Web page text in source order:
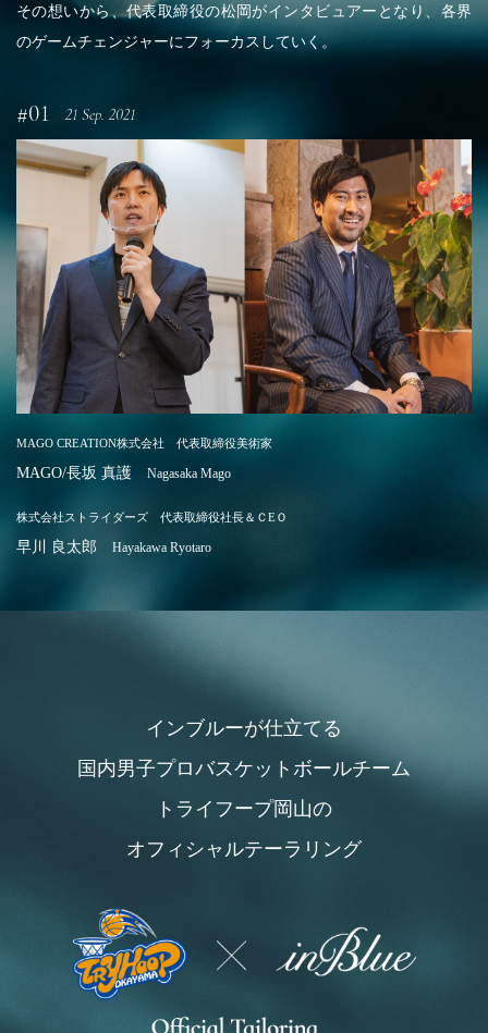
その想いから、代表取締役の松岡がインタビュアーとなり、 各界
のゲームチェンジャーにフォーカスしていく。
#01 21 Sep. 2021
MAGO CREATION株式会社 代表取締役美術家
MAGO/長坂 真護 Nagasaka Mago
株式会社ストライダーズ 代表取締役社長＆ＣEＯ
早川 良太郎 Hayakawa Ryotaro
インブルーが仕立てる
国内男子プロバスケットボールチーム
トライフープ岡山の
オフィシャルテーラリング